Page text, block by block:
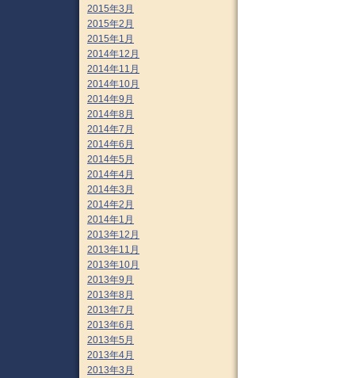
2015年3月
2015年2月
2015年1月
2014年12月
2014年11月
2014年10月
2014年9月
2014年8月
2014年7月
2014年6月
2014年5月
2014年4月
2014年3月
2014年2月
2014年1月
2013年12月
2013年11月
2013年10月
2013年9月
2013年8月
2013年7月
2013年6月
2013年5月
2013年4月
2013年3月